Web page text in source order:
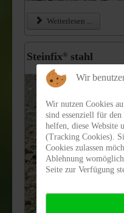
Weiterlesen ...
Steinfix® stahl
Wir
Wir nutzen Cookies
sind essenziell für
helfen, diese Website
(Tracking Cookies).
Cookies zulassen
Ablehnung
Seite zur Verfügung